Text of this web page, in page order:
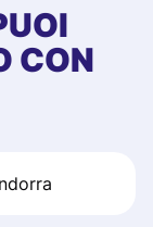
started
and they
to provide
it!
CON